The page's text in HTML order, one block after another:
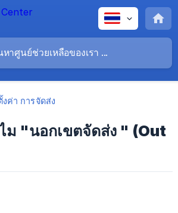
งค่า การจัดส่ง
ม "นอกเขตจัดส่ง " (Out